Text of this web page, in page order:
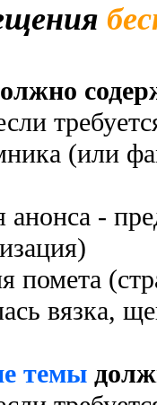
(или
анонса -
помета
вязка,
темы